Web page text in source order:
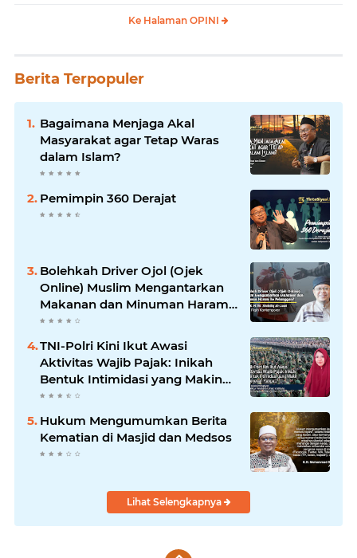
Ke Halaman OPINI
Berita Terpopuler
Bagaimana Menjaga Akal
Masyarakat agar Tetap Waras
dalam Islam?
Pemimpin 360 Derajat
Bolehkah Driver Ojol (Ojek
Online) Muslim Mengantarkan
Makanan dan Minuman Haram
ke Pelanggan?
TNI-Polri Kini Ikut Awasi
Aktivitas Wajib Pajak: Inikah
Bentuk Intimidasi yang Makin
Menekan Rakyat?
Hukum Mengumumkan Berita
Kematian di Masjid dan Medsos
Lihat Selengkapnya